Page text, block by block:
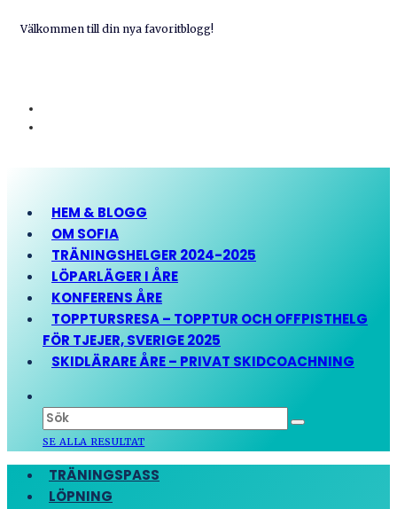
Välkommen till din nya favoritblogg!
HEM & BLOGG
OM SOFIA
TRÄNINGSHELGER 2024-2025
LÖPARLÄGER I ÅRE
KONFERENS ÅRE
TOPPTURSRESA – TOPPTUR OCH OFFPISTHELG
FÖR TJEJER, SVERIGE 2025
SKIDLÄRARE ÅRE – PRIVAT SKIDCOACHNING
SE ALLA RESULTAT
TRÄNINGSPASS
LÖPNING